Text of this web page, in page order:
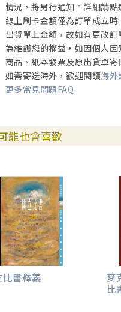
情況，將另行通知。詳細請點
線上刷卡金額僅為訂單成立
出貨單上金額，故如有更改
為維護您的權益，如因個人
商品、紙本發票及原出貨單
如需寄送海外，歡迎閱讀海外
更多常見問題FAQ
能也會喜歡
書釋義 麥
比